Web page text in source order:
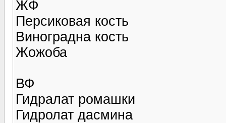
ЖФ
Персиковая кость
Виноградна кость
Жожоба
ВФ
Гидралат ромашки
Гидролат дасмина